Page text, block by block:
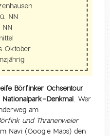
NN
Oktober
Börfinker Ochsentour
Denkmal. Wer
am
und Thranenweier
Navi (Google Maps) den